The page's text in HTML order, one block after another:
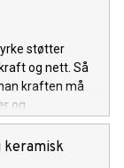
støtter
og nett. Så
kraften må
og
keramisk